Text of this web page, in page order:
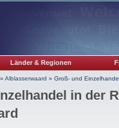
Länder & Regionen
» Alblasserwaard » Groß- und
in der